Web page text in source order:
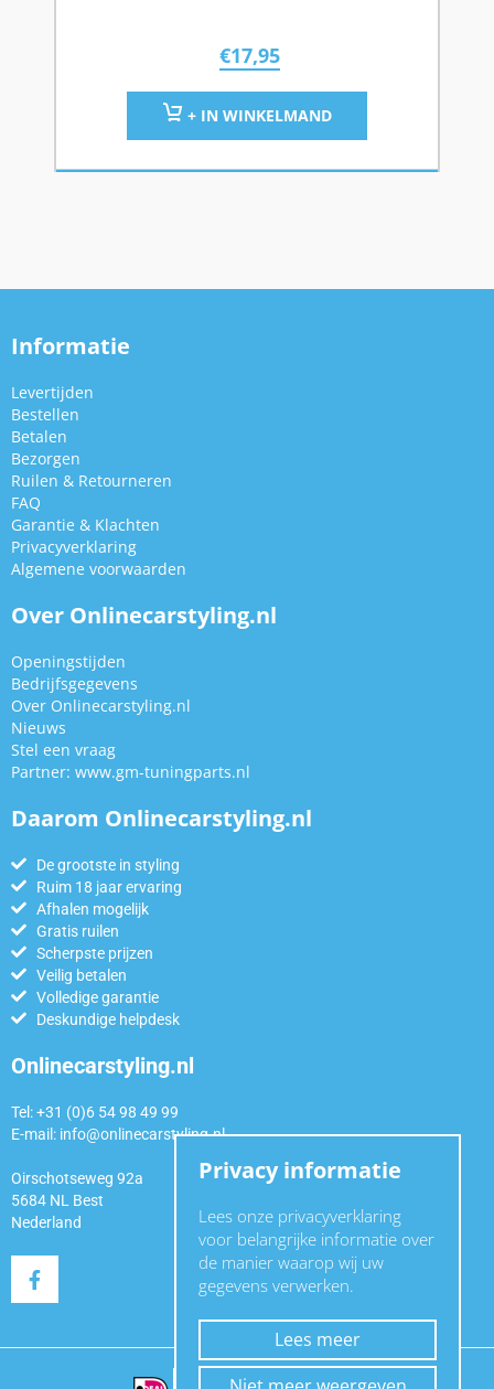
€17,95
+ IN WINKELMAND
Informatie
Levertijden
Bestellen
Betalen
Bezorgen
Ruilen & Retourneren
FAQ
Garantie & Klachten
Privacyverklaring
Algemene voorwaarden
Over Onlinecarstyling.nl
Openingstijden
Bedrijfsgegevens
Over Onlinecarstyling.nl
Nieuws
Stel een vraag
Partner: www.gm-tuningparts.nl
Daarom Onlinecarstyling.nl
De grootste in styling
Ruim 18 jaar ervaring
Afhalen mogelijk
Gratis ruilen
Scherpste prijzen
Veilig betalen
Volledige garantie
Deskundige helpdesk
Onlinecarstyling.nl
Tel: +31 (0)6 54 98 49 99
E-mail: info@onlinecarstyling.nl
Oirschotseweg 92a
5684 NL Best
Nederland
Privacy informatie
Lees onze privacyverklaring
voor belangrijke informatie over
de manier waarop wij uw
gegevens verwerken.
Lees meer